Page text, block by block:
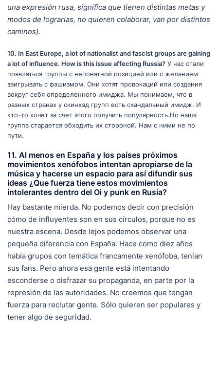
una expresión rusa, significa que tienen distintas metas y
modos de lograrlas, no quieren colaborar, van por distintos
caminos}.
10. In East Europe, a lot of nationalist and fascist groups are gaining
a lot of influence. How is this issue affecting Russia? У нас стали
появляться группы с непонятной позицией или с желанием
заигрывать с фашизмом. Они хотят провокаций или создания
вокруг себя определенного имиджа. Мы понимаем, что в
разных странах у скинхэд групп есть скандальный имидж. И
кто-то хочет за счет этого получить популярность.Но наша
группа старается обходить их стороной. Нам с ними не по
пути.
11. Al menos en España y los países próximos
movimientos xenófobos intentan apropiarse de la
música y hacerse un espacio para así difundir sus
ideas ¿Que fuerza tiene estos movimientos
intolerantes dentro del Oi y punk en Rusia?
Hay bastante mierda. No podemos decir con precisión
cómo de influyentes son en sus círculos, porque no es
nuestra escena. Desde lejos podemos observar una
pequeña diferencia con España. Hace como diez años
había grupos con temática francamente xenófoba, tenían
sus fans. Pero ahora esa gente está intentando
esconderse o disfrazar su propaganda, en parte por la
represión de las autoridades. No creemos que tengan
fuerza para reclutar gente. Sólo quieren ser populares y
tener algo de seguridad.